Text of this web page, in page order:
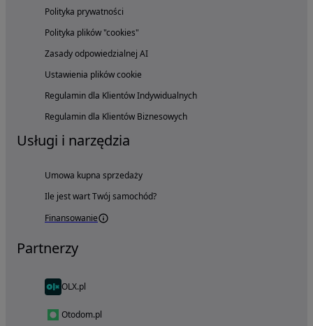
Polityka prywatności
Polityka plików "cookies"
Zasady odpowiedzialnej AI
Ustawienia plików cookie
Regulamin dla Klientów Indywidualnych
Regulamin dla Klientów Biznesowych
Usługi i narzędzia
Umowa kupna sprzedaży
Ile jest wart Twój samochód?
Finansowanie
Partnerzy
OLX.pl
Otodom.pl